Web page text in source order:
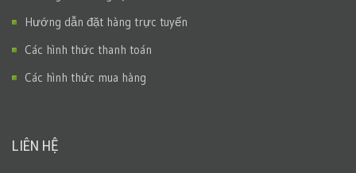
Hướng dẫn đặt hàng trực tuyến
Các hình thức thanh toán
Các hình thức mua hàng
LIÊN HỆ